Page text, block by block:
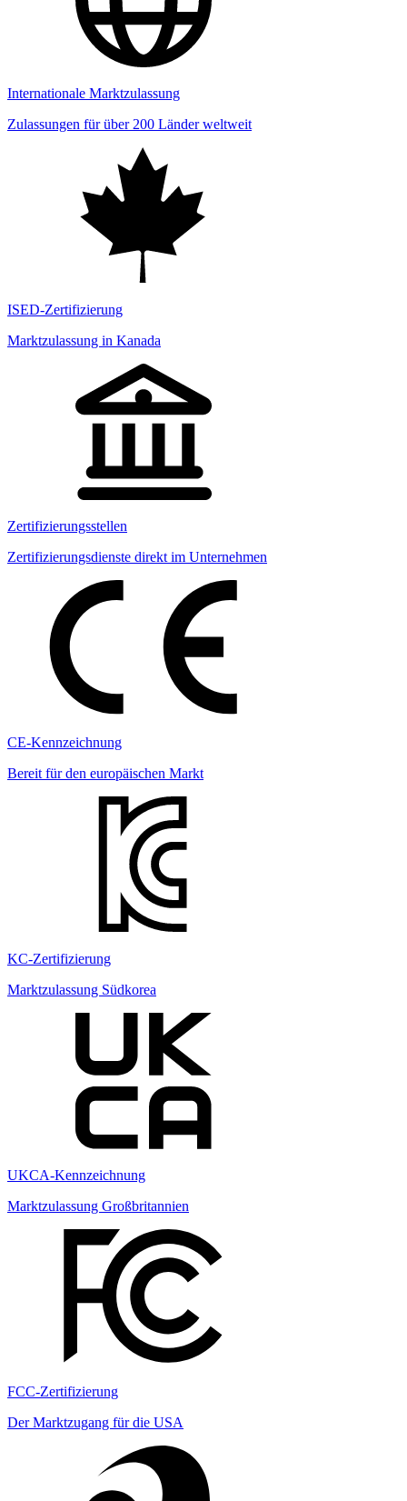
Internationale Marktzulassung
Zulassungen für über 200 Länder weltweit
ISED-Zertifizierung
Marktzulassung in Kanada
Zertifizierungsstellen
Zertifizierungsdienste direkt im Unternehmen
CE-Kennzeichnung
Bereit für den europäischen Markt
KC-Zertifizierung
Marktzulassung Südkorea
UKCA-Kennzeichnung
Marktzulassung Großbritannien
FCC-Zertifizierung
Der Marktzugang für die USA